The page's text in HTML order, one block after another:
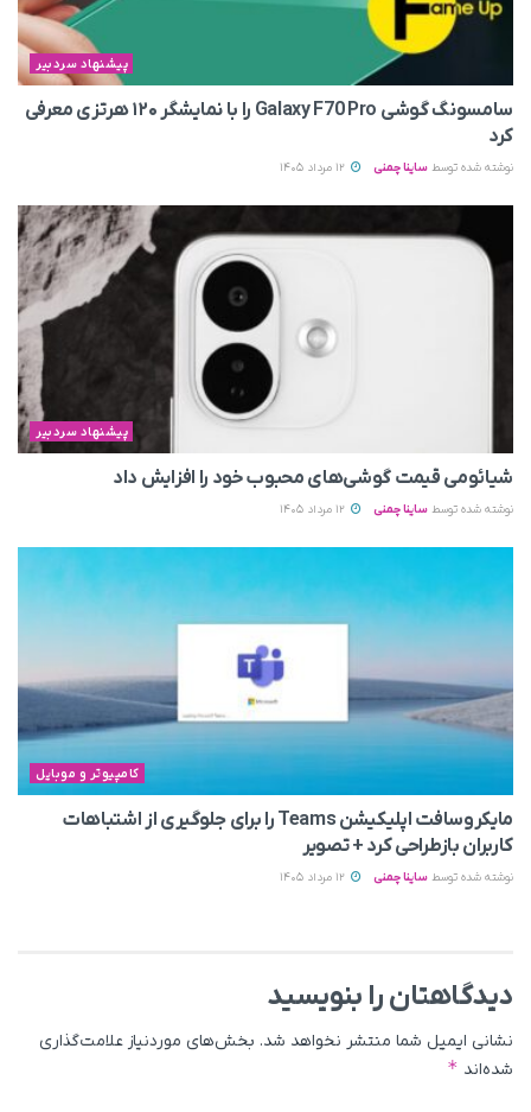
پیشنهاد سردبیر
سامسونگ گوشی Galaxy F70 Pro را با نمایشگر ۱۲۰ هرتزی معرفی
کرد
نوشته شده توسط ساینا چمنی
پیشنهاد سردبیر
شیائومی قیمت گوشی‌های محبوب خود را افزایش داد
نوشته شده توسط ساینا چمنی
کامپیوتر و موبایل
مایکروسافت اپلیکیشن Teams را برای جلوگیری از اشتباهات
کاربران بازطراحی کرد + تصویر
نوشته شده توسط ساینا چمنی
دیدگاهتان را بنویسید
نشانی ایمیل شما منتشر نخواهد شد. بخش‌های موردنیاز علامت‌گذاری
شده‌اند *